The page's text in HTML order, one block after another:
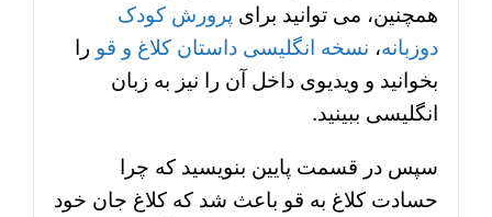
همچنین، می توانید برای پرورش کودک
دوزبانه، نسخه انگلیسی داستان کلاغ و قو را
بخوانید و ویدیوی داخل آن را نیز به زبان
انگلیسی ببینید.
سپس در قسمت پایین بنویسید که چرا
حسادت کلاغ به قو باعث شد که کلاغ جان خود